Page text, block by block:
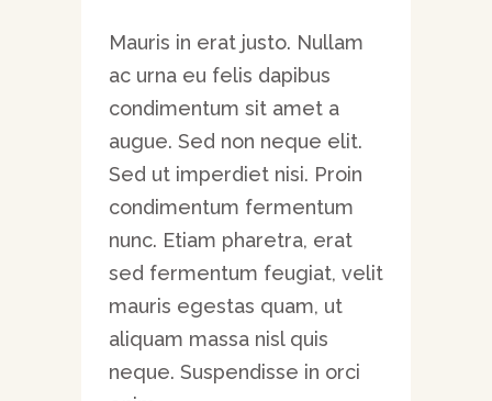
Mauris in erat justo. Nullam
ac urna eu felis dapibus
condimentum sit amet a
augue. Sed non neque elit.
Sed ut imperdiet nisi. Proin
condimentum fermentum
nunc. Etiam pharetra, erat
sed fermentum feugiat, velit
mauris egestas quam, ut
aliquam massa nisl quis
neque. Suspendisse in orci